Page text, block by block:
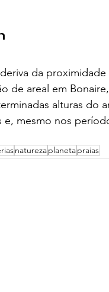
da
de areal em
alturas do
e, mesmo nos
naturezaplanetapraias